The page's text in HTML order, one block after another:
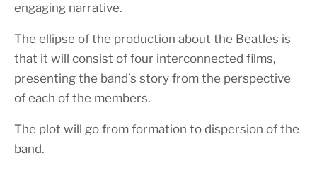
engaging narrative.
The ellipse of the production about the Beatles is
that it will consist of four interconnected films,
presenting the band’s story from the perspective
of each of the members.
The plot will go from formation to dispersion of the
band.